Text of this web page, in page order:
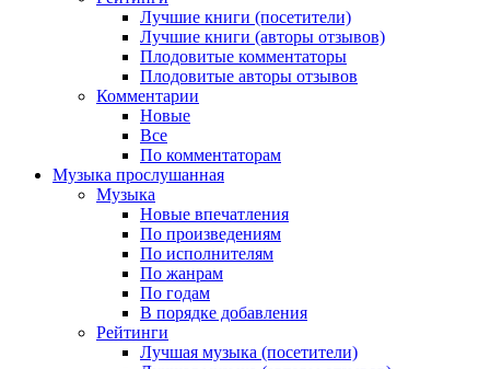
Лучшие книги (посетители)
Лучшие книги (авторы отзывов)
Плодовитые комментаторы
Плодовитые авторы отзывов
Комментарии
Новые
Все
По комментаторам
Музыка прослушанная
Музыка
Новые впечатления
По произведениям
По исполнителям
По жанрам
По годам
В порядке добавления
Рейтинги
Лучшая музыка (посетители)